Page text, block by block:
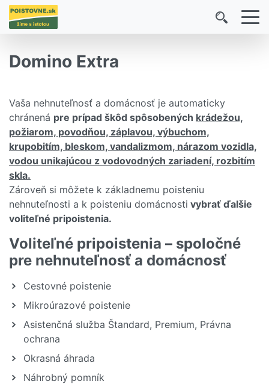
Domino Extra
Vaša nehnuteľnosť a domácnosť je automaticky
chránená pre prípad škôd spôsobených krádežou,
požiarom, povodňou, záplavou, výbuchom,
krupobitím, bleskom, vandalizmom, nárazom vozidla,
vodou unikajúcou z vodovodných zariadení, rozbitím
skla.
Zároveň si môžete k základnemu poisteniu
nehnuteľnosti a k poisteniu domácnosti vybrať ďalšie
voliteľné pripoistenia.
Voliteľné pripoistenia – spoločné
pre nehnuteľnosť a domácnosť
Cestovné poistenie
Mikroúrazové poistenie
Asistenčná služba Štandard, Premium, Právna
ochrana
Okrasná áhrada
Náhrobný pomník